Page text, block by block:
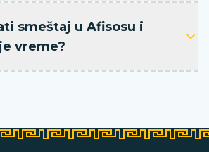
smeštaj u Afisosu i
vreme?